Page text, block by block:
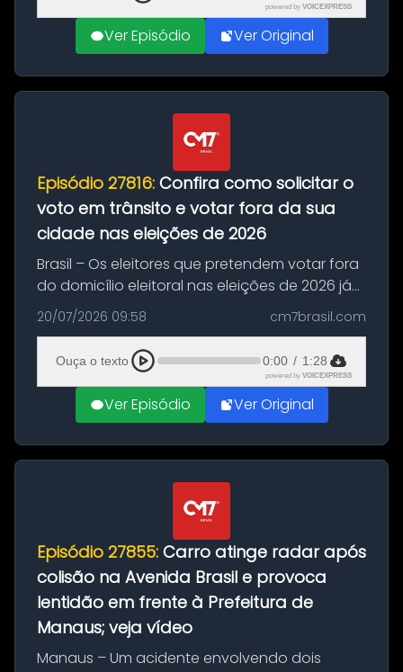
powered by VOICEXPRESS
Ver Episódio Ver Original
Episódio 27816: Confira como solicitar o
voto em trânsito e votar fora da sua
cidade nas eleições de 2026
Brasil – Os eleitores que pretendem votar fora
do domicílio eleitoral nas eleições de 2026 já
podem solicitar o voto em trânsito a partir
desta segunda-feira (20). O pedido pode ser
feito até 20 de ag...
20/07/2026 09:58 cm7brasil.com
Ouça o texto 0:00 / 1:28
powered by VOICEXPRESS
Ver Episódio Ver Original
Episódio 27855: Carro atinge radar após
colisão na Avenida Brasil e provoca
lentidão em frente à Prefeitura de
Manaus; veja vídeo
Manaus – Um acidente envolvendo dois